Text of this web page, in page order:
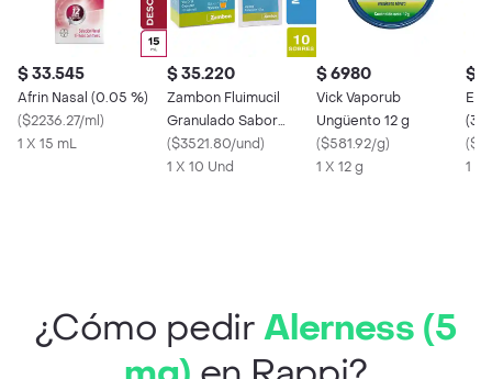
$ 33.545
Afrin Nasal (0.05 %)
($2236.27/ml)
1 X 15 mL
$ 35.220
Zambon Fluimucil
Granulado Sabor
Naranja 600 mg
($3521.80/und)
1 X 10 Und
$ 6980
Vick Vaporub
Ungüento 12 g
($581.92/g)
1 X 12 g
$
(
1 X
¿Cómo pedirAlerness (5